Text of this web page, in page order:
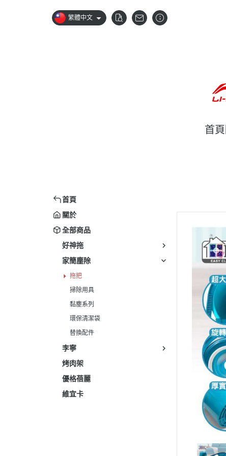
繁體中文
首頁
首頁
關於
全部商品
好神拖
家簡塵除
拖把
掃除用具
黏塵系列
環保清潔袋
替換配件
李寧
烤肉架
優格蓓麗
維宜卡